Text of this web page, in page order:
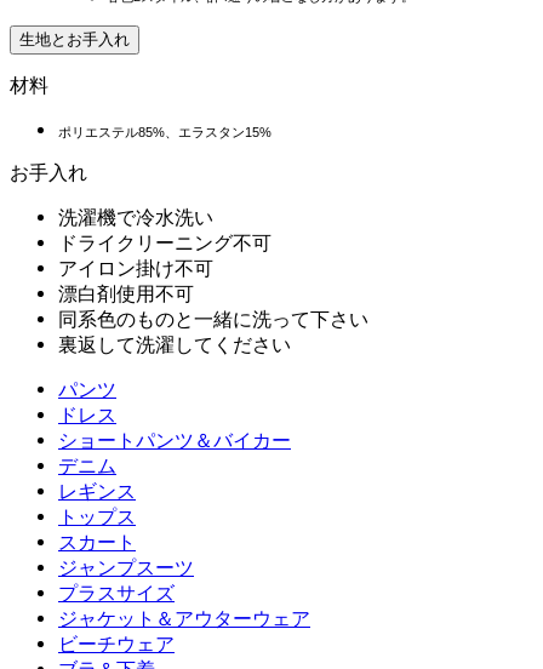
生地とお手入れ
材料
ポリエステル85%、エラスタン15%
お手入れ
洗濯機で冷水洗い
ドライクリーニング不可
アイロン掛け不可
漂白剤使用不可
同系色のものと一緒に洗って下さい
裏返して洗濯してください
パンツ
パンツ
ジョガー
ワークパンツ
フローショートパンツ
ドレス
ドレス
スポーツドレス
マキシ＆ミディドレス
ミニドレス
ショートパンツ＆バイカー
ショートパンツ＆バイカー
バイカー
デニムショートパンツ
2.5インチショートパンツ
デニム
デニム
デニムレギンス
ワイドレッグジーンズ
デニムショートパンツ
デニムスカート
レギンス
レギンス
デニムレギンス
ヒップアップレギンス
ヨガレギンス
トップス
トップス
スポーツブラ
Tシャツ
スカート
スカート
アクティブスカート
ミニスカート
マキシ＆ミディスカート
ジャンプスーツ
ジャンプスーツ
オーバーオール
ロンパース
プラスサイズ
プラスサイズ
プラスサイズボトムス
プラスサイズトップス
ジャケット＆アウターウェア
ジャケット＆アウターウェア
ジャケット＆アウターウェア
ビーチウェア
ビーチウェア